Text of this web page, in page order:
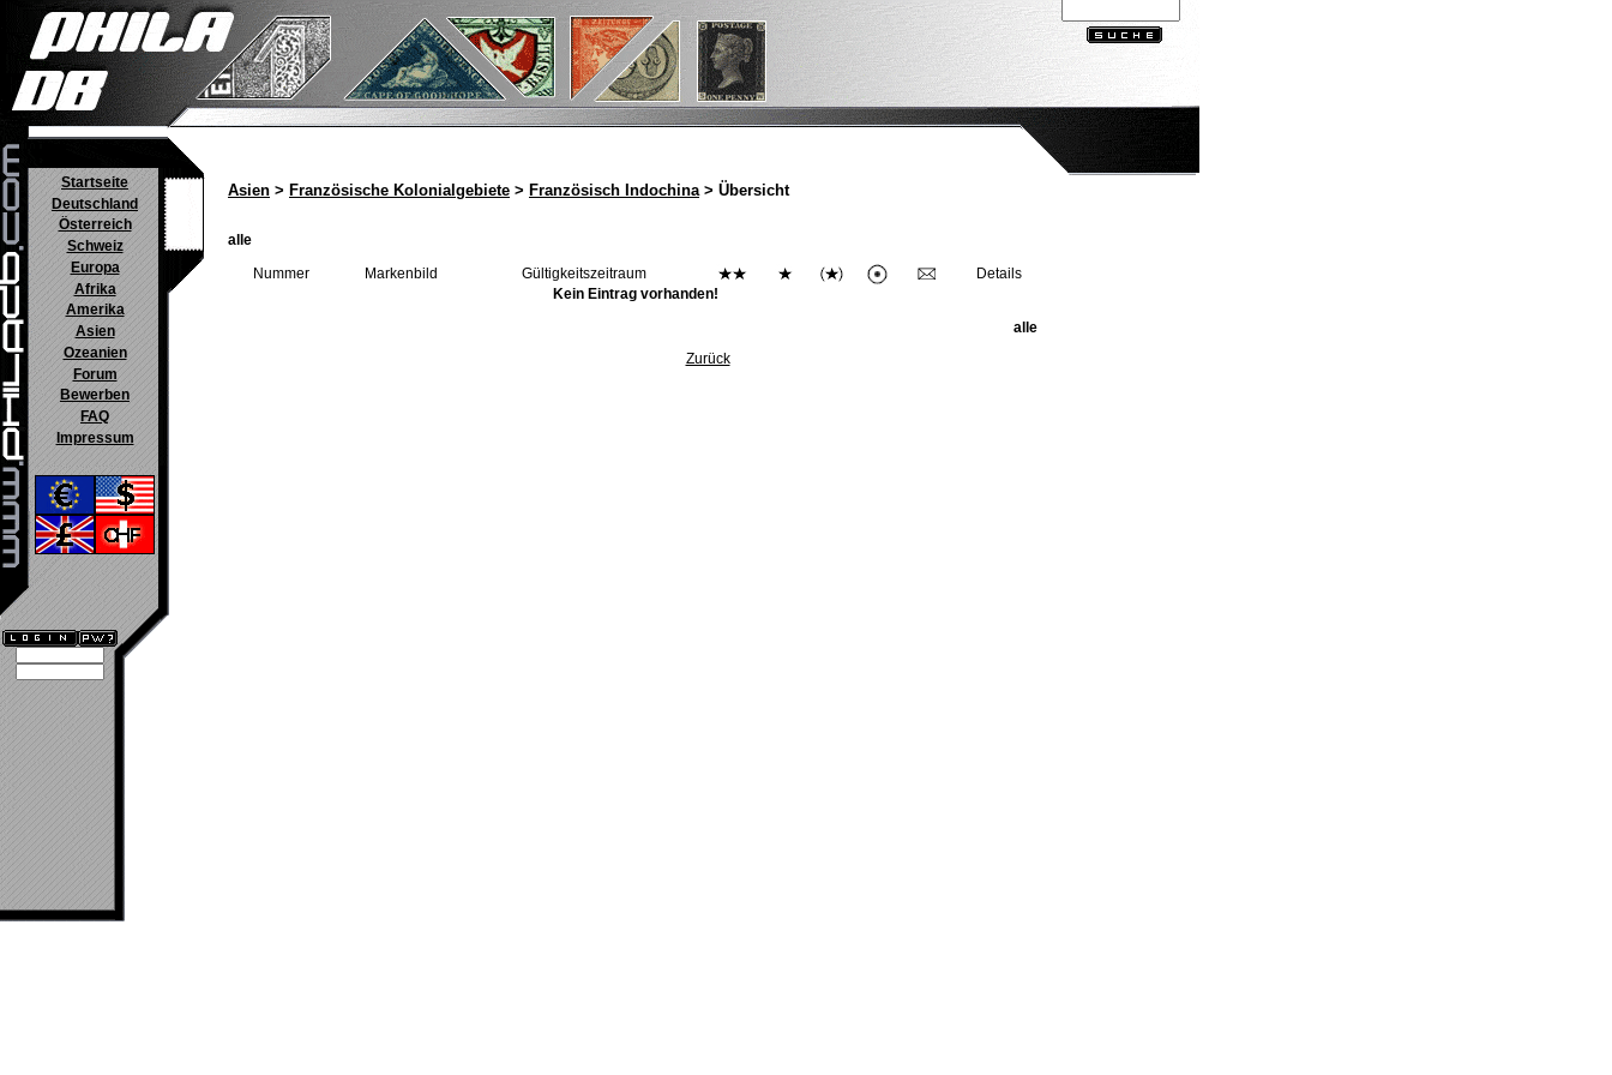
Startseite
Deutschland
Österreich
Schweiz
Europa
Afrika
Amerika
Asien
Ozeanien
Forum
Bewerben
FAQ
Impressum
Asien > Französische Kolonialgebiete > Französisch Indochina> Übersicht
alle
Nummer Markenbild Gültigkeitszeitraum
Details
Kein Eintrag vorhanden!
alle
Zurück